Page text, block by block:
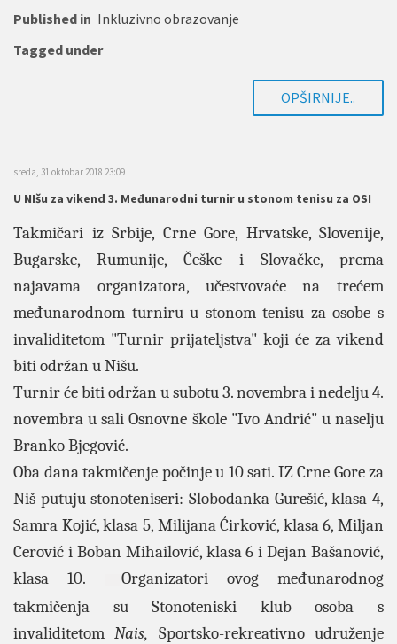
Published in Inkluzivno obrazovanje
Tagged under
OPŠIRNIJE..
sreda, 31 oktobar 2018 23:09
U NIšu za vikend 3. Međunarodni turnir u stonom tenisu za OSI
Takmičari iz Srbije, Crne Gore, Hrvatske, Slovenije,
Bugarske, Rumunije, Češke i Slovačke, prema
najavama organizatora, učestvovaće na trećem
međunarodnom turniru u stonom tenisu za osobe s
invaliditetom "Turnir prijateljstva" koji će za vikend
biti održan u Nišu.
Turnir će biti održan u subotu 3. novembra i nedelju 4.
novembra u sali Osnovne škole "Ivo Andrić" u naselju
Branko Bjegović.
Oba dana takmičenje počinje u 10 sati. IZ Crne Gore za
Niš putuju stonoteniseri: Slobodanka Gurešić, klasa 4,
Samra Kojić, klasa 5, Milijana Ćirković, klasa 6, Miljan
Cerović i Boban Mihailović, klasa 6 i Dejan Bašanović,
klasa 10.
Organizatori ovog međunarodnog
takmičenja su Stonoteniski klub osoba s
invaliditetomNais, Sportsko-rekreativno udruženje